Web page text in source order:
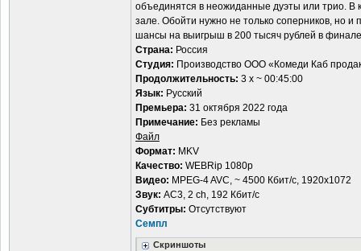
объединятся в неожиданные дуэты или трио. В
зале. Обойти нужно не только соперников, но
шансы на выигрыш в 200 тысяч рублей в
Страна: Россия
Студия: Производство ООО «Комеди Каб
Продолжительность: 3 x ~ 00:45:00
Язык: Русский
Премьера: 31 октября 2022 года
Примечание: Без рекламы
Файл
Формат: MKV
Качество: WEBRip 1080p
Видео: MPEG-4 AVC, ~ 4500 Кбит/с, 1920x1072
Звук: AC3, 2 ch, 192 Кбит/с
Субтитры: Отсутствуют
Семпл
Скриншоты